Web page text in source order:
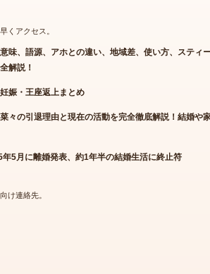
くアクセス。
味、語源、アホとの違い、地域差、使い方、スティ
解説！
娠・王座返上まとめ
々の引退理由と現在の活動を完全徹底解説！結婚や
5月に離婚発表、約1年半の結婚生活に終止符
け連絡先。